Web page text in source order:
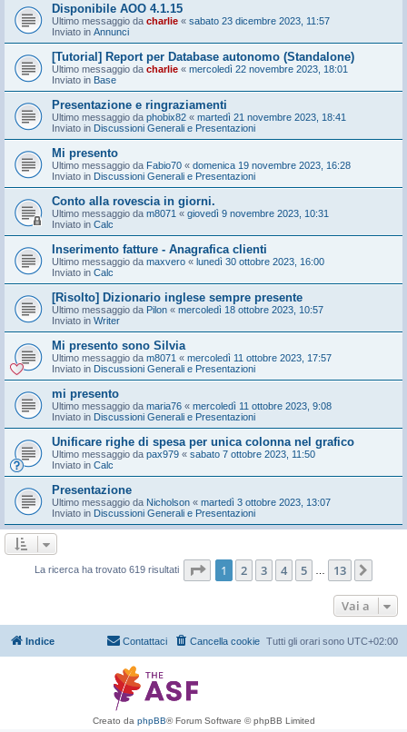
Disponibile AOO 4.1.15
Ultimo messaggio da charlie « sabato 23 dicembre 2023, 11:57
Inviato in Annunci
[Tutorial] Report per Database autonomo (Standalone)
Ultimo messaggio da charlie « mercoledì 22 novembre 2023, 18:01
Inviato in Base
Presentazione e ringraziamenti
Ultimo messaggio da phobix82 « martedì 21 novembre 2023, 18:41
Inviato in Discussioni Generali e Presentazioni
Mi presento
Ultimo messaggio da Fabio70 « domenica 19 novembre 2023, 16:28
Inviato in Discussioni Generali e Presentazioni
Conto alla rovescia in giorni.
Ultimo messaggio da m8071 « giovedì 9 novembre 2023, 10:31
Inviato in Calc
Inserimento fatture - Anagrafica clienti
Ultimo messaggio da maxvero « lunedì 30 ottobre 2023, 16:00
Inviato in Calc
[Risolto] Dizionario inglese sempre presente
Ultimo messaggio da Pilon « mercoledì 18 ottobre 2023, 10:57
Inviato in Writer
Mi presento sono Silvia
Ultimo messaggio da m8071 « mercoledì 11 ottobre 2023, 17:57
Inviato in Discussioni Generali e Presentazioni
mi presento
Ultimo messaggio da maria76 « mercoledì 11 ottobre 2023, 9:08
Inviato in Discussioni Generali e Presentazioni
Unificare righe di spesa per unica colonna nel grafico
Ultimo messaggio da pax979 « sabato 7 ottobre 2023, 11:50
Inviato in Calc
Presentazione
Ultimo messaggio da Nicholson « martedì 3 ottobre 2023, 13:07
Inviato in Discussioni Generali e Presentazioni
La ricerca ha trovato 619 risultati Pagina di 13
1 2 3 4 5 13
Vai a
Indice Tutti gli orari sono UTC+02:00
Cancella cookie
Contattaci
Creato da phpBB® Forum Software © phpBB Limited